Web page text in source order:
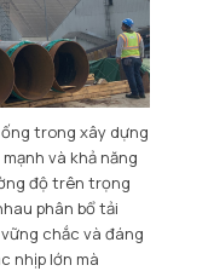
trong xây dựng
và khả năng
độ trên trọng
phân bổ tải
chắc và đáng
nhịp lớn mà